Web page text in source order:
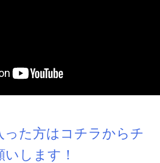
った方はコチラからチ
します！